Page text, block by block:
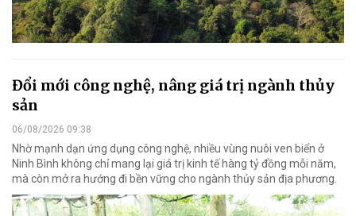
Đổi mới công nghệ, nâng giá trị ngành thủy
sản
06/08/2026 09:38
Nhờ mạnh dạn ứng dụng công nghệ, nhiều vùng nuôi ven biển ở
Ninh Bình không chỉ mang lại giá trị kinh tế hàng tỷ đồng mỗi năm,
mà còn mở ra hướng đi bền vững cho ngành thủy sản địa phương.